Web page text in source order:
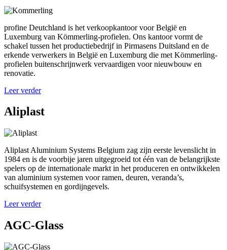
profine Deutchland is het verkoopkantoor voor België en
Luxemburg van Kömmerling-profielen. Ons kantoor vormt de
schakel tussen het productiebedrijf in Pirmasens Duitsland en de
erkende verwerkers in België en Luxemburg die met Kömmerling-
profielen buitenschrijnwerk vervaardigen voor nieuwbouw en
renovatie.
Leer verder
Aliplast
Aliplast Aluminium Systems Belgium zag zijn eerste levenslicht in
1984 en is de voorbije jaren uitgegroeid tot één van de belangrijkste
spelers op de internationale markt in het produceren en ontwikkelen
van aluminium systemen voor ramen, deuren, veranda’s,
schuifsystemen en gordijngevels.
Leer verder
AGC-Glass